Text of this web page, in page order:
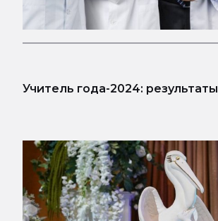
Учитель года-2024: результаты